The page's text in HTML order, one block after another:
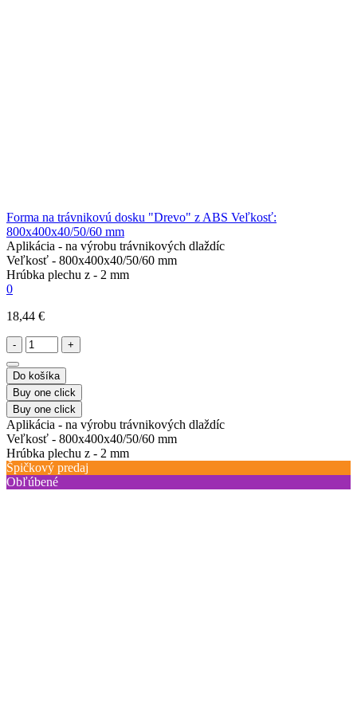
Forma na trávnikovú dosku "Drevo" z ABS Veľkosť:
800х400х40/50/60 mm
Aplikácia - na výrobu trávnikových dlaždíc
Veľkosť - 800х400х40/50/60 mm
Hrúbka plechu z - 2 mm
0
18,44 €
- +
Do košíka
Buy one click
Buy one click
Aplikácia - na výrobu trávnikových dlaždíc
Veľkosť - 800х400х40/50/60 mm
Hrúbka plechu z - 2 mm
Špičkový predaj
Obľúbené